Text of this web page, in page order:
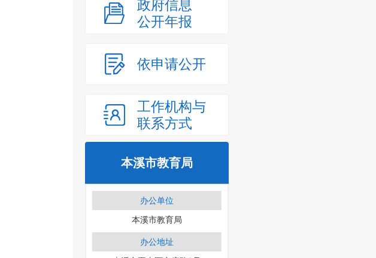
政府信息
公开年报
依申请公开
工作机构与
联系方式
本溪市教育局
办公单位
本溪市教育局
办公地址